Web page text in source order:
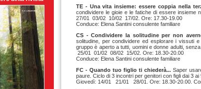
TE - Una vita insieme: essere coppia nella
condividere le gioie e le fatiche di essere insieme
27/01 03/02 10/02 17/02. Ore: 17.30-19.00
Conduce: Elena Santini consulente familiare
CS - Condividere la solitudine per non
solitudine, per condividere ed esplorare i vissuti
gruppo è aperto a tutti, uomini e donne adulti,
25/01 01/02 08/02 15/02. Ore: 18.30-20.00
Conduce: Elena Santini consulente familiare
FC - Quando tuo figlio ti chiederà... Saper
paure. Ciclo di 3 incontri per genitori con figli dai 3 ai
Giovedì: 14/01 21/01 28/01. Ore: 18.30-20.00.